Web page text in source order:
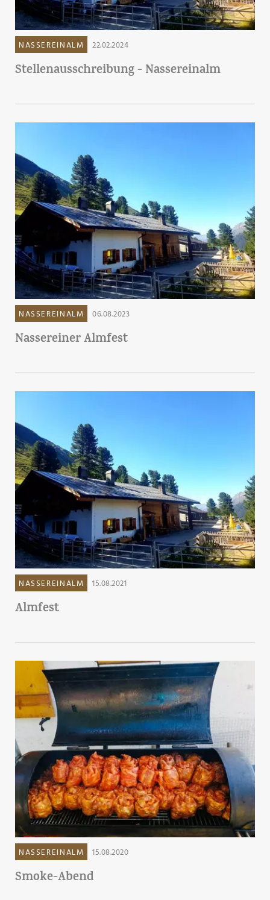
NASSEREINALM 22.02.2024
Stellenausschreibung - Nassereinalm
NASSEREINALM 06.08.2023
Nassereiner Almfest
NASSEREINALM 15.08.2021
Almfest
NASSEREINALM 15.08.2020
Smoke-Abend